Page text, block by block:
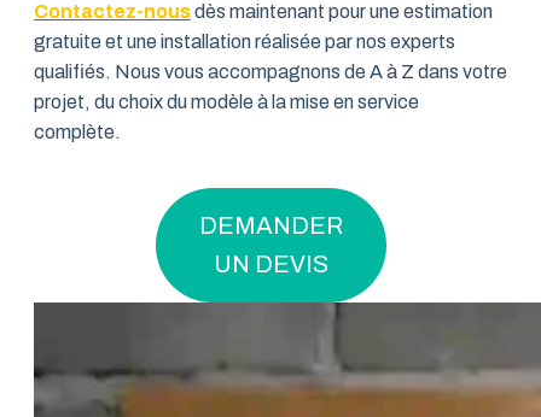
Contactez-nousdès maintenant pour une estimation
gratuite et une installation réalisée par nos experts
qualifiés. Nous vous accompagnons de A à Z dans votre
projet, du choix du modèle à la mise en service
complète.
DEMANDER
UN DEVIS